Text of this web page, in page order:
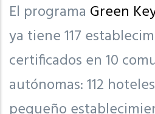
El programa Green
ya tiene 117
certificados en 10
autónomas: 112